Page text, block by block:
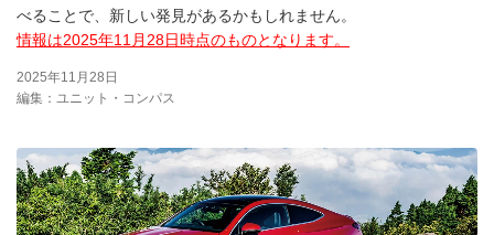
べることで、新しい発見があるかもしれません。
情報は2025年11月28日時点のものとなります。
2025年11月28日
編集：ユニット・コンパス